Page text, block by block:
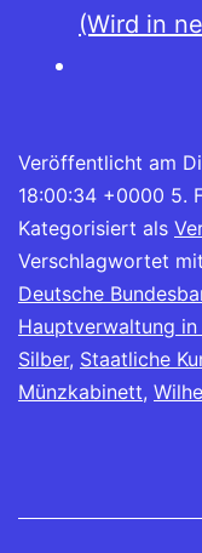
(Wird in
Veröffentlicht am
18:00:34 +0000 5.
Kategorisiert als
Verschlagwortet mit
Deutsche
Hauptverwaltung in
Silber, Staatliche
Münzkabinett,